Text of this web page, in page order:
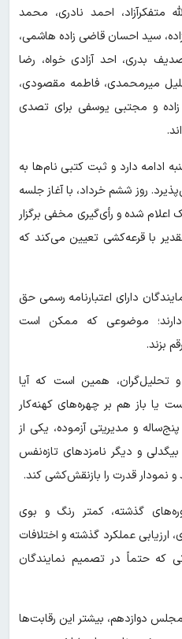
متفکرآزاد، احمد نادری، محمد
سید احسان قاضی زاده هاشمی،
بدری، احد آزادی خواه، رضا
میرمحمدی، فاطمه مقصودی،
و مجتبی یوسفی برای تصدی
ادامه دارد و ثبت کتبی نام‌ها به
روز ششم خرداد، با آغاز جلسه
اعلام شده و رأی‌گیری مخفی برگزار
با قرعه‌کشی تعیین می‌کند که
دارای اعتبارنامه رسمی حق
موضوعی که ممکن است
بزند.
تحلیل‌گران، همین است که آیا
یا باز هم بر چهره‌های کهنه‌کار
و مدیریتی آزموده، یکی از
و دیگر نامزدهای تازه‌نفس
نمودار قدرت را بازنقش‌کشی کند.
گذشته، کمتر رنگ و بوی
ارزیابی عملکرد گذشته و اختلافات
که حتماً در تصمیم نمایندگان
دوازدهم، بیشتر این رقابت‌ها